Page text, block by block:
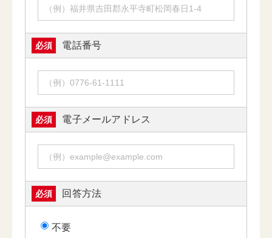
必須 電話番号
必須 電子メールアドレス
必須 回答方法
不要